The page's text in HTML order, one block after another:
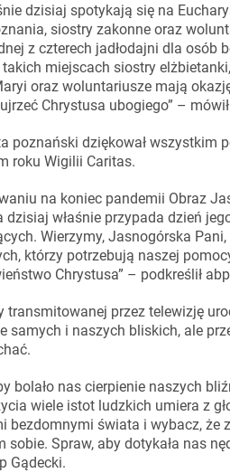
dzisiaj spotykają się na
siostry zakonne oraz
z czterech jadłodajni dla osób
takich miejscach siostry
oraz woluntariusze mają
Chrystusa ubogiego” –
poznański dziękował wszystkim
roku Wigilii Caritas.
na koniec pandemii Obraz
dzisiaj właśnie przypada dzień
Wierzymy, Jasnogórska
którzy potrzebują naszej
Chrystusa” – podkreślił
transmitowanej przez telewizję
samych i naszych bliskich, ale
bolało nas cierpienie naszych
wiele istot ludzkich umiera z
bezdomnymi świata i wybacz, że
sobie. Spraw, aby dotykała nas
Gądecki.